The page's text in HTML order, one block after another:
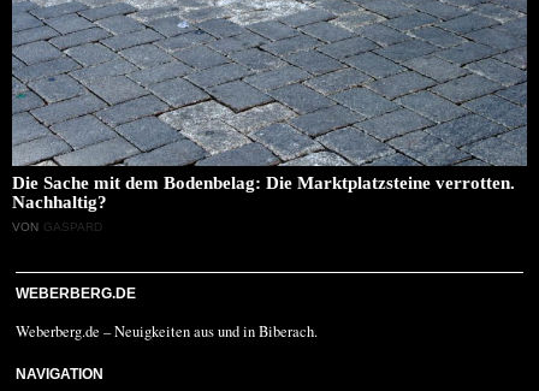
Die Sache mit dem Bodenbelag: Die Marktplatzsteine verrotten.
Nachhaltig?
VON GASPARD
WEBERBERG.DE
Weberberg.de – Neuigkeiten aus und in Biberach.
NAVIGATION